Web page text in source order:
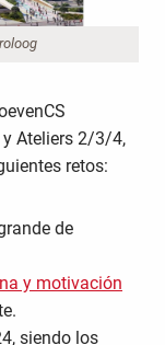
y Ateliers 2/3/4,
retos:
de
y motivación
siendo los